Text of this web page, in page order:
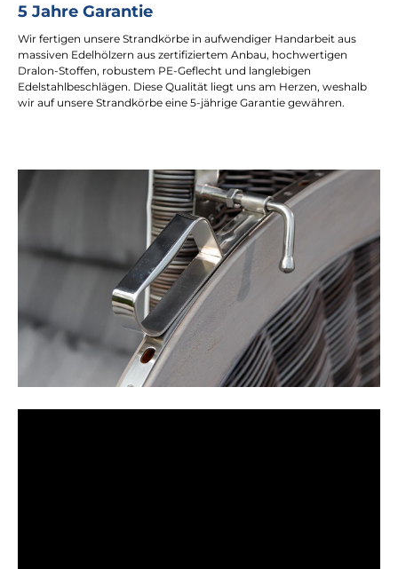
5 Jahre Garantie
Wir fertigen unsere Strandkörbe in aufwendiger Handarbeit aus
massiven Edelhölzern aus zertifiziertem Anbau, hochwertigen
Dralon-Stoffen, robustem PE-Geflecht und langlebigen
Edelstahlbeschlägen. Diese Qualität liegt uns am Herzen, weshalb
wir auf unsere Strandkörbe eine 5-jährige Garantie gewähren.